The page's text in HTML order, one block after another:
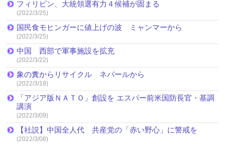
フィリピン、大統領選有力４候補が固まる
(2022/3/25)
国民食モヒンガーに値上げの波 ミャンマーから
(2022/3/25)
中国 西部で軍事施設を拡充
(2022/3/22)
象の糞からリサイクル ネパールから
(2022/3/18)
「アジア版ＮＡＴＯ」創設を エスパー前米国防長官・基調
講演
(2022/3/09)
【社説】中国全人代 共産党の「赤い野心」に警戒を
(2022/3/08)